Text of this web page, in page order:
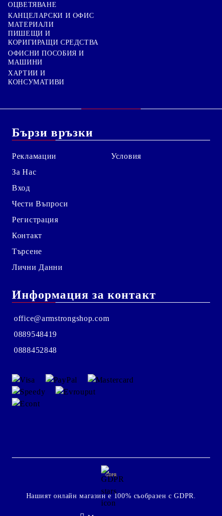
ОЦВЕТЯВАНЕ
КАНЦЕЛАРСКИ И ОФИС
МАТЕРИАЛИ
ПИШЕЩИ И
КОРИГИРАЩИ СРЕДСТВА
ОФИСНИ ПОСОБИЯ И
МАШИНИ
ХАРТИИ И
КОНСУМАТИВИ
Бързи връзки
Рекламации
За Нас
Вход
Чести Въпроси
Регистрация
Контакт
Търсене
Лични Данни
Условия
Информация за контакт
office@armstrongshop.com
0889548419
0888452848
GDPR
Нашият онлайн магазин е 100% съобразен с GDPR.